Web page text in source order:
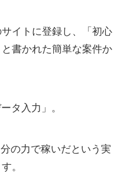
サイトに登録し、「初心
書かれた簡単な案件か
タ入力」。
の力で稼いだという実
。